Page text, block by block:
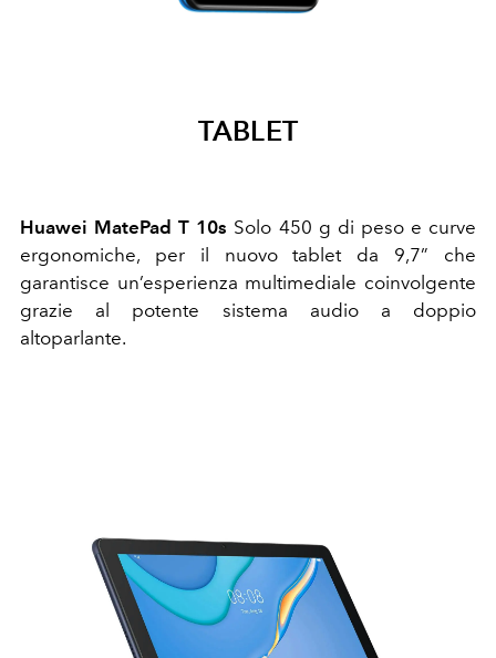
TABLET
Huawei MatePad T 10s Solo 450 g di peso e curve
ergonomiche, per il nuovo tablet da 9,7” che
garantisce un’esperienza multimediale coinvolgente
grazie al potente sistema audio a doppio
altoparlante.